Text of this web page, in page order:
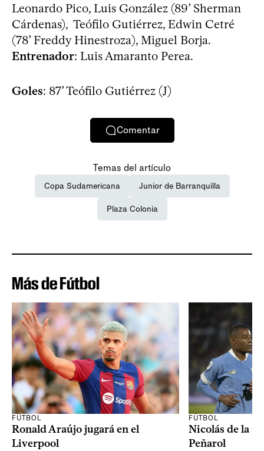
Leonardo Pico, Luis González (89’ Sherman
Cárdenas), Teófilo Gutiérrez, Edwin Cetré
(78’ Freddy Hinestroza), Miguel Borja.
Entrenador: Luis Amaranto Perea.
Goles: 87’ Teófilo Gutiérrez (J)
Comentar
Temas del artículo
Copa Sudamericana Junior de Barranquilla
Plaza Colonia
Más de Fútbol
FÚTBOL
Ronald Araújo jugará en el
Liverpool
FÚTBOL
Nicolás de la
Peñarol